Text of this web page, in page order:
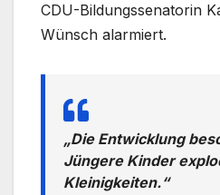
CDU-Bildungssenatorin
Wünsch alarmiert.
„Die Entwicklung
Jüngere Kinder
Kleinigkeiten.“